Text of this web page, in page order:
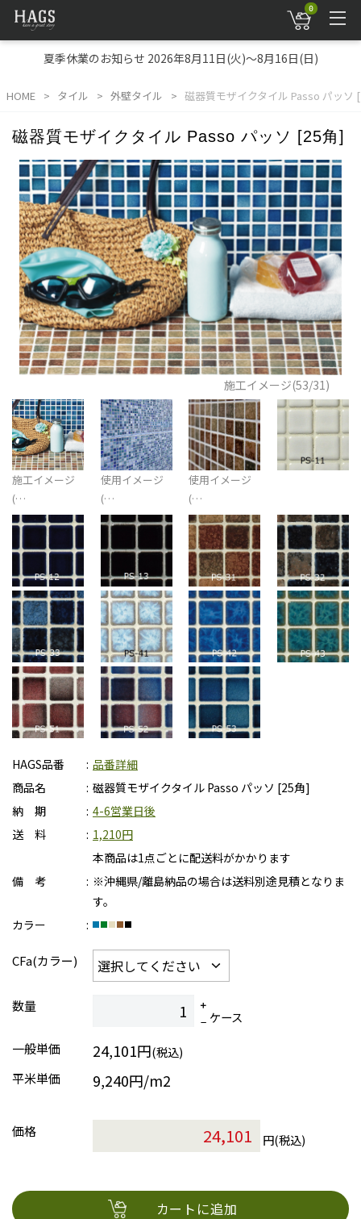
0
夏季休業のお知らせ 2026年8月11日(火)～8月16日(日)
HOME タイル 外壁タイル 磁器質モザイクタイル Passo パッソ
磁器質モザイクタイル Passo パッソ [25角]
施工イメージ(53/31)
施工イメージ
(…
使用イメージ
(…
使用イメージ
(…
HAGS品番
品番詳細
商品名
磁器質モザイクタイル Passo パッソ [25角]
納 期
4-6営業日後
送 料
1,210円
本商品は1点ごとに配送料がかかります
備 考
※沖縄県/離島納品の場合は送料別途見積となりま
す。
カラー
CFa(カラー)
数量
ケース
一般単価
24,101円(税込)
平米単価
9,240円/m2
価格
円(税込)
カートに追加